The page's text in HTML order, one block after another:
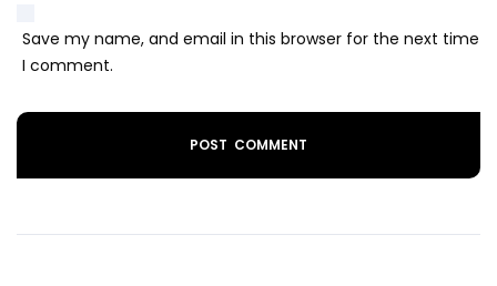
Save my name, and email in this browser for the next time
I comment.